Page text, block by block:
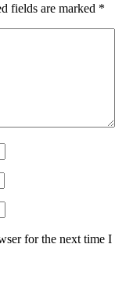
fields are marked *
for the next time I